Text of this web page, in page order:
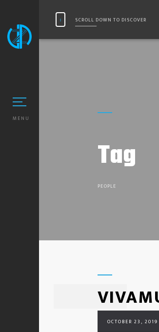
MENU
SCROLL DOWN TO DISCOVER
Tag
PEOPLE
OCTOBER 23, 2019